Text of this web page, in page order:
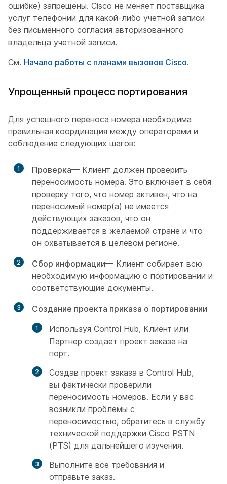
ошибке) запрещены. Cisco не меняет поставщика
услуг телефонии для какой-либо учетной записи
без письменного согласия авторизованного
владельца учетной записи.
См. Начало работы с планами вызовов Cisco.
Упрощенный процесс портирования
Для успешного переноса номера необходима
правильная координация между операторами и
соблюдение следующих шагов:
1 Проверка— Клиент должен проверить
переносимость номера. Это включает в себя
проверку того, что номер активен, что на
переносимый номер(а) не имеется
действующих заказов, что он
поддерживается в желаемой стране и что
он охватывается в целевом регионе.
2 Сбор информации— Клиент собирает всю
необходимую информацию о портировании и
соответствующие документы.
3
Создание проекта приказа о портировании
Используя Control Hub, Клиент или
Партнер создает проект заказа на
порт.
Создав проект заказа в Control Hub,
вы фактически проверили
переносимость номеров. Если у вас
возникли проблемы с
переносимостью, обратитесь в службу
технической поддержки Cisco PSTN
(PTS) для дальнейшего изучения.
Выполните все требования и
отправьте заказ.